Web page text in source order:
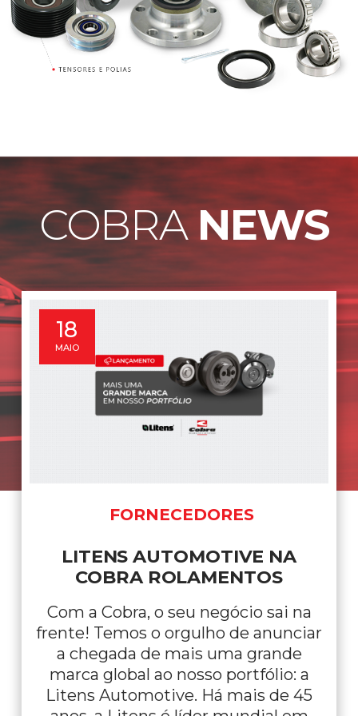
COBRA NEWS
8
MAIO
NOTÍCIAS
POR QUE EXISTE O DIA DO
ROLAMENTO?
Nada gira sozinho. Por trás de cada
máquina em funcionamento, de
cada veículo na estrada e de cada
operação que não pode parar, existe
algo essencial acontecendo: o